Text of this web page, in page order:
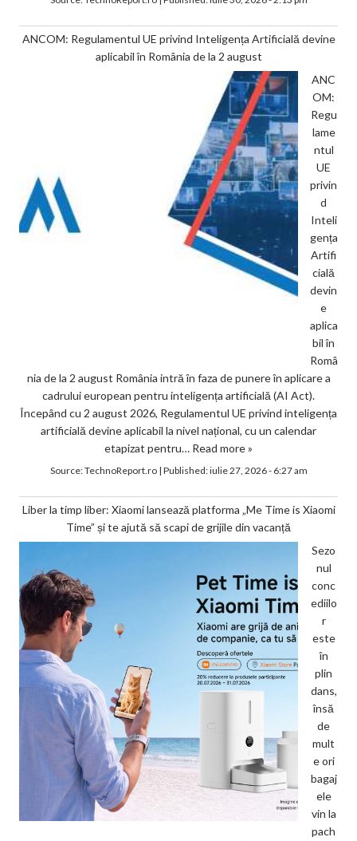
ANCOM: Regulamentul UE privind Inteligența Artificială devine
aplicabil în România de la 2 august
ANC
OM:
Regu
lame
ntul
UE
privin
d
Inteli
gența
Artifi
cială
devin
e
aplica
bil în
Româ
nia de la 2 august România intră în faza de punere în aplicare a
cadrului european pentru inteligența artificială (AI Act).
Începând cu 2 august 2026, Regulamentul UE privind inteligența
artificială devine aplicabil la nivel național, cu un calendar
etapizat pentru… Read more »
Source:TechnoReport.ro| Published:iulie 27, 2026 - 6:27 am
Liber la timp liber: Xiaomi lansează platforma „Me Time is Xiaomi
Time” și te ajută să scapi de grijile din vacanță
Sezo
nul
conc
ediilo
r
este
în
plin
dans,
însă
de
mult
e ori
bagaj
ele
vin la
pach